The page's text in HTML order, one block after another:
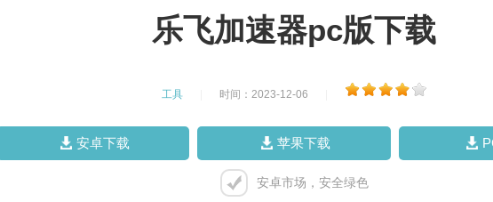
乐飞加速器pc版下载
工具 时间：2023-12-06
安卓下载 苹果下载
安卓市场，安全绿色